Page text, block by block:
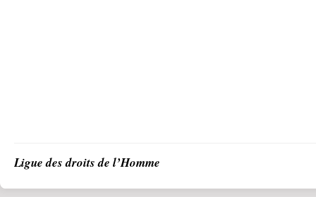
Ligue des droits de l’Homme